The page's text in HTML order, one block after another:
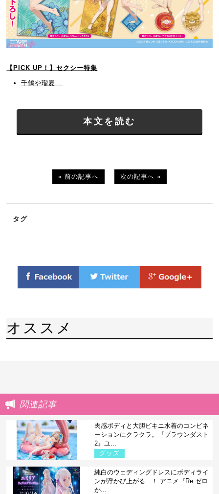
【PICK UP！】セクシー特集
千鶴や瑠夏...
本文を読む
« 前の記事へ 次の記事へ »
タグ
オススメ
関連記事
肉感ボディと大胆ビキニ水着のコンビネ
ーションにクラクラ。『ブラウンダスト
2』ユ...
グッズ
純白のウェディングドレスにボディライ
ンが浮かび上がる…！ アニメ『Re:ゼロ
か...